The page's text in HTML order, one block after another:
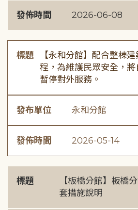
發佈時間 2026-06-08
標題
【永和分館】配合整棟
程，為維護民眾安全，將
暫停對外服務。
發布單位 永和分館
發佈時間 2026-05-14
標題
【板橋分館】板橋
套措施說明